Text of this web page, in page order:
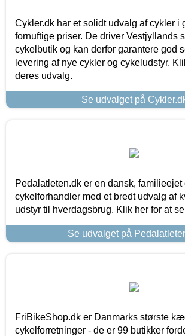
Cykler.dk har et solidt udvalg af cykler i
fornuftige priser. De driver Vestjyllands
cykelbutik og kan derfor garantere god
levering af nye cykler og cykeludstyr.
deres udvalg.
Se udvalget på
Pedalatleten.dk er en dansk, familieejet
cykelforhandler med et bredt udvalg af
udstyr til hverdagsbrug. Klik her for at
Se udvalget på
FriBikeShop.dk er Danmarks største
cykelforretninger - de er 99 butikker